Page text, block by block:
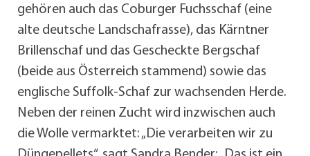
gehören auch das Coburger Fuchsschaf (eine
alte deutsche Landschafrasse), das Kärntner
Brillenschaf und das Gescheckte Bergschaf
(beide aus Österreich stammend) sowie das
englische Suffolk-Schaf zur wachsenden Herde.
Neben der reinen Zucht wird inzwischen auch
die Wolle vermarktet: „Die verarbeiten wir zu